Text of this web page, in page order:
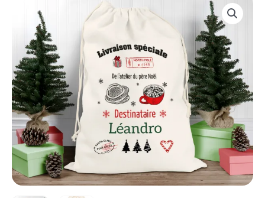
de
Noël
livraison
speciale
chocolat
Personnalisable